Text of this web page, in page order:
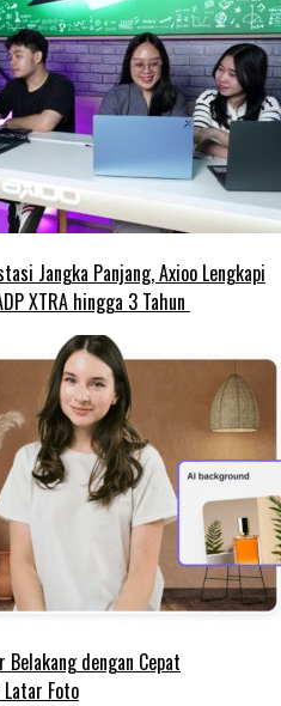
Jangka Panjang, Axioo Lengkapi
XTRA hingga 3 Tahun
Belakang dengan Cepat
Foto